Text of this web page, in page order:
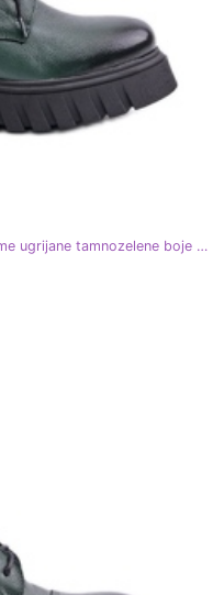
Zazoo 60483 Ženske kožne niske čizme ugrijane tamnozelene boje zelena